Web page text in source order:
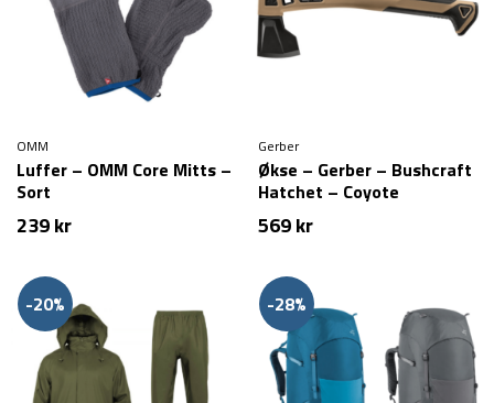
OMM
Luffer – OMM Core Mitts –
Sort
239kr
Gerber
Økse – Gerber – Bushcraft
Hatchet – Coyote
569kr
-20% -28%